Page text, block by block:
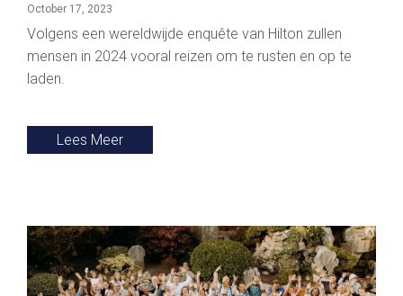
October 17, 2023
Volgens een wereldwijde enquête van Hilton zullen
mensen in 2024 vooral reizen om te rusten en op te
laden.
Lees Meer